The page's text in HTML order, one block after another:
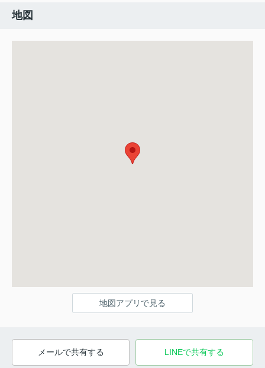
地図
地図アプリで見る
メールで共有する LINEで共有する